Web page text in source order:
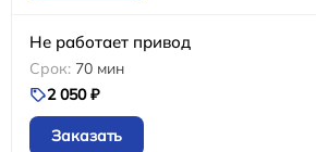
Не работает привод
70 мин
2 050 ₽
Заказать